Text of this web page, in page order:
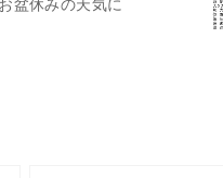
盆休みの天気に